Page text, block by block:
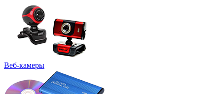
Веб-камеры